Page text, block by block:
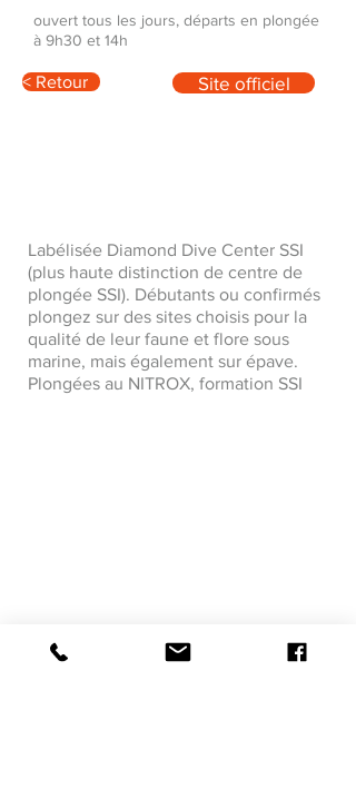
ouvert tous les jours, départs en plongée
à 9h30 et 14h
< Retour Site officiel
Labélisée Diamond Dive Center SSI
(plus haute distinction de centre de
plongée SSI). Débutants ou confirmés
plongez sur des sites choisis pour la
qualité de leur faune et flore sous
marine, mais également sur épave.
Plongées au NITROX, formation SSI